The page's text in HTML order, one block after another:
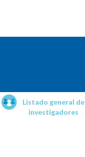
Listado general de
investigadores